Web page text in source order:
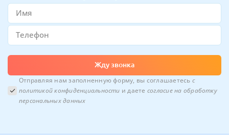
Жду звонка
Отправляя нам заполненную форму, вы соглашаетесь с
политикой конфиденциальности и даете согласие на обработку
персональных данных